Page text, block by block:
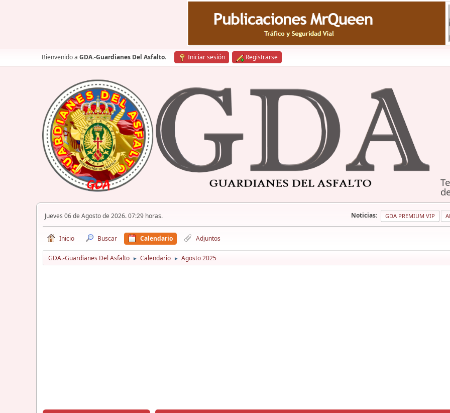
Bienvenido a GDA.-Guardianes Del Asfalto. Iniciar sesión Registrarse
Jueves 06 de Agosto de 2026. 07:29 horas. Noticias: GDA PREMIUM VIP
Inicio Buscar Calendario Adjuntos
GDA.-Guardianes Del Asfalto ► Calendario ► Agosto 2025